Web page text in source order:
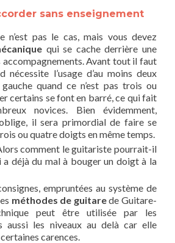
sans enseignement
n’est pas le cas, mais vous devez
qui se cache derrière une
accompagnements. Avant tout il faut
nécessite l’usage d’au moins deux
quand ce n’est pas trois ou
certains se font en barré, ce qui fait
novices. Bien évidemment,
il sera primordial de faire se
ou quatre doigts en même temps.
comment le guitariste pourrait-il
a déjà du mal à bouger un doigt à la
empruntées au système de
méthodes de guitarede Guitare-
peut être utilisée par les
aussi les niveaux au delà car elle
carences.